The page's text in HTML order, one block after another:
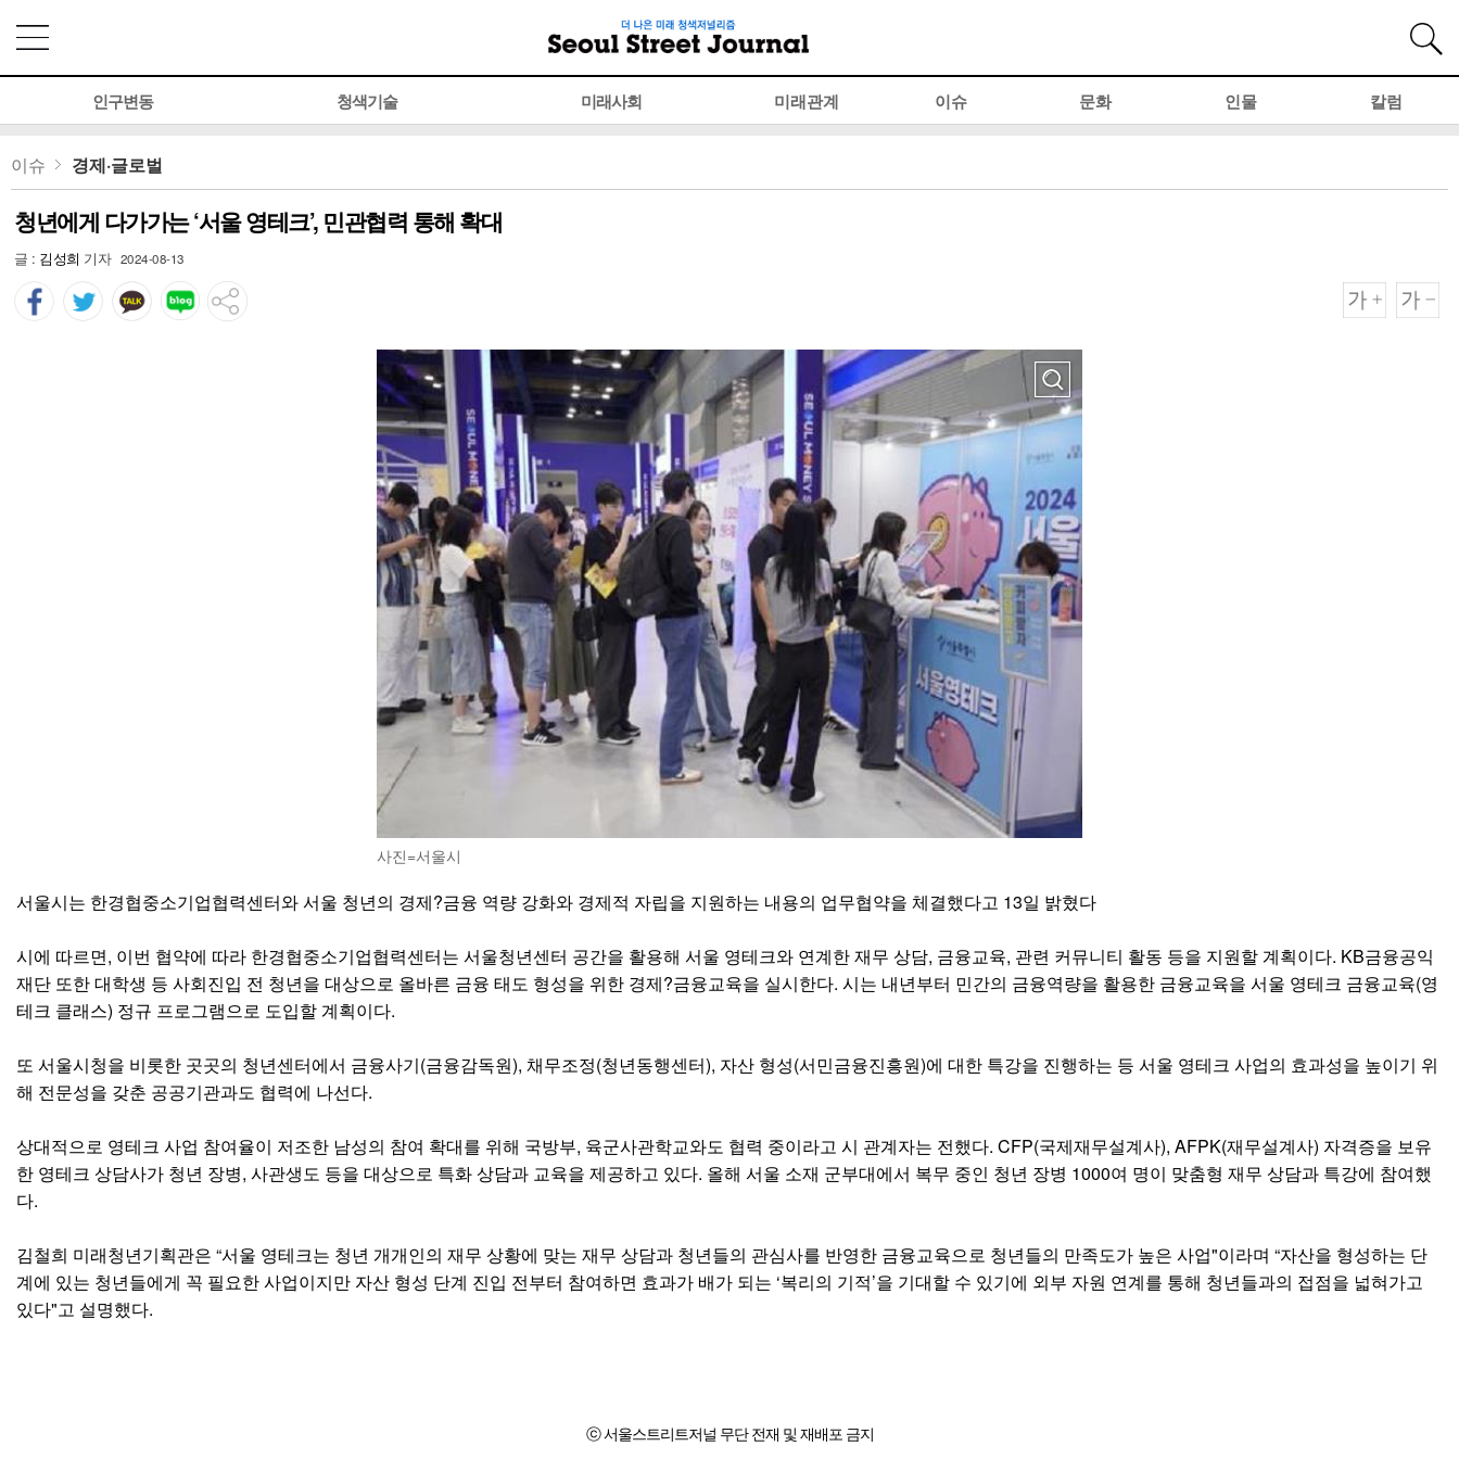
인구변동 청색기술 미래사회 미래관계 이슈 문화 인물 칼럼
이슈 경제·글로벌
청년에게 다가가는 ‘서울 영테크’, 민관협력 통해 확대
글 : 김성희 기자 2024-08-13
사진=서울시
서울시는 한경협중소기업협력센터와 서울 청년의 경제?금융 역량 강화와 경제적 자립을 지원하는 내용의 업무협약을 체결했다고 13일 밝혔다
시에 따르면, 이번 협약에 따라 한경협중소기업협력센터는 서울청년센터 공간을 활용해 서울 영테크와 연계한 재무 상담, 금융교육, 관련 커뮤니티 활동 등을 지원할 계획이다. KB금융공익
재단 또한 대학생 등 사회진입 전 청년을 대상으로 올바른 금융 태도 형성을 위한 경제?금융교육을 실시한다. 시는 내년부터 민간의 금융역량을 활용한 금융교육을 서울 영테크 금융교육(영
테크 클래스) 정규 프로그램으로 도입할 계획이다.
또 서울시청을 비롯한 곳곳의 청년센터에서 금융사기(금융감독원), 채무조정(청년동행센터), 자산 형성(서민금융진흥원)에 대한 특강을 진행하는 등 서울 영테크 사업의 효과성을 높이기 위
해 전문성을 갖춘 공공기관과도 협력에 나선다.
상대적으로 영테크 사업 참여율이 저조한 남성의 참여 확대를 위해 국방부, 육군사관학교와도 협력 중이라고 시 관계자는 전했다. CFP(국제재무설계사), AFPK(재무설계사) 자격증을 보유
한 영테크 상담사가 청년 장병, 사관생도 등을 대상으로 특화 상담과 교육을 제공하고 있다. 올해 서울 소재 군부대에서 복무 중인 청년 장병 1000여 명이 맞춤형 재무 상담과 특강에 참여했
다.
김철희 미래청년기획관은 “서울 영테크는 청년 개개인의 재무 상황에 맞는 재무 상담과 청년들의 관심사를 반영한 금융교육으로 청년들의 만족도가 높은 사업"이라며 “자산을 형성하는 단
계에 있는 청년들에게 꼭 필요한 사업이지만 자산 형성 단계 진입 전부터 참여하면 효과가 배가 되는 ‘복리의 기적’을 기대할 수 있기에 외부 자원 연계를 통해 청년들과의 접점을 넓혀가고
있다"고 설명했다.
ⓒ 서울스트리트저널 무단 전재 및 재배포 금지